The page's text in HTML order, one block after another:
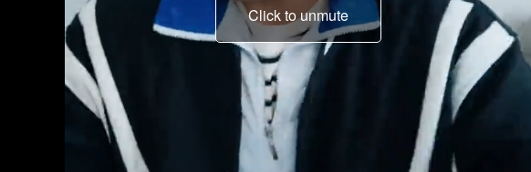
Click to unmute